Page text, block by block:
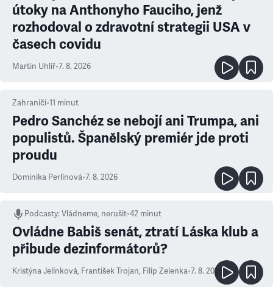
útoky na Anthonyho Fauciho, jenž
rozhodoval o zdravotní strategii USA v
časech covidu
Martin Uhlíř•7. 8. 2026
Zahraničí•11 minut
Pedro Sanchéz se nebojí ani Trumpa, ani
populistů. Španělský premiér jde proti
proudu
Dominika Perlínová•7. 8. 2026
Podcasty:Vládneme, nerušit•42 minut
Ovládne Babiš senát, ztratí Láska klub a
přibude dezinformátorů?
Kristýna Jelínková, František Trojan, Filip Zelenka•7. 8. 2026